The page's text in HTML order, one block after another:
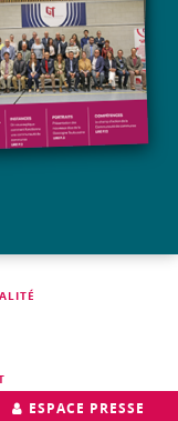
ESPACE PRESSE